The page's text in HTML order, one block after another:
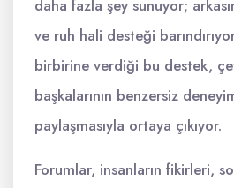
daha fazla şey sunuyor;
ve ruh hali desteği
birbirine verdiği bu destek,
başkalarının benzersiz
paylaşmasıyla ortaya çıkıyor.
Forumlar, insanların fikirleri,